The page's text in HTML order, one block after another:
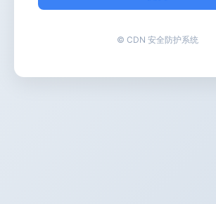
© CDN 安全防护系统